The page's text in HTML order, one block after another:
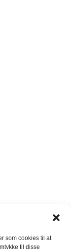
som cookies til at
til disse